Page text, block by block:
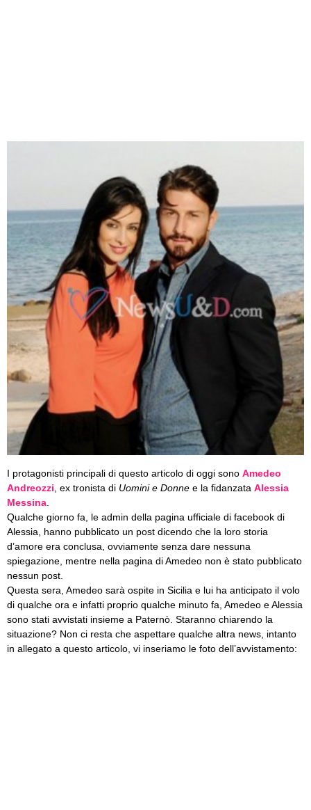
I protagonisti principali di questo articolo di oggi sono Amedeo
Andreozzi , ex tronista di Uomini e Donne e la fidanzata Alessia
Messina
Qualche giorno fa, le admin della pagina ufficiale di facebook di
Alessia, hanno pubblicato un post dicendo che la loro storia
d’amore era conclusa, ovviamente senza dare nessuna
spiegazione, mentre nella pagina di Amedeo non è stato pubblicato
nessun post.
Questa sera, Amedeo sarà ospite in Sicilia e lui ha anticipato il volo
di qualche ora e infatti proprio qualche minuto fa, Amedeo e Alessia
sono stati avvistati insieme a Paternò. Staranno chiarendo la
situazione? Non ci resta che aspettare qualche altra news, intanto
in allegato a questo articolo, vi inseriamo le foto dell’avvistamento: